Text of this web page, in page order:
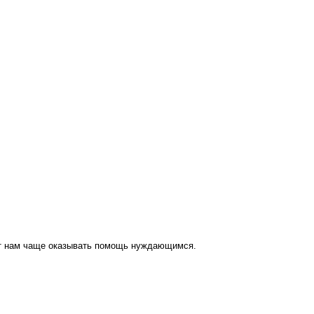
нам чаще оказывать помощь нуждающимся.